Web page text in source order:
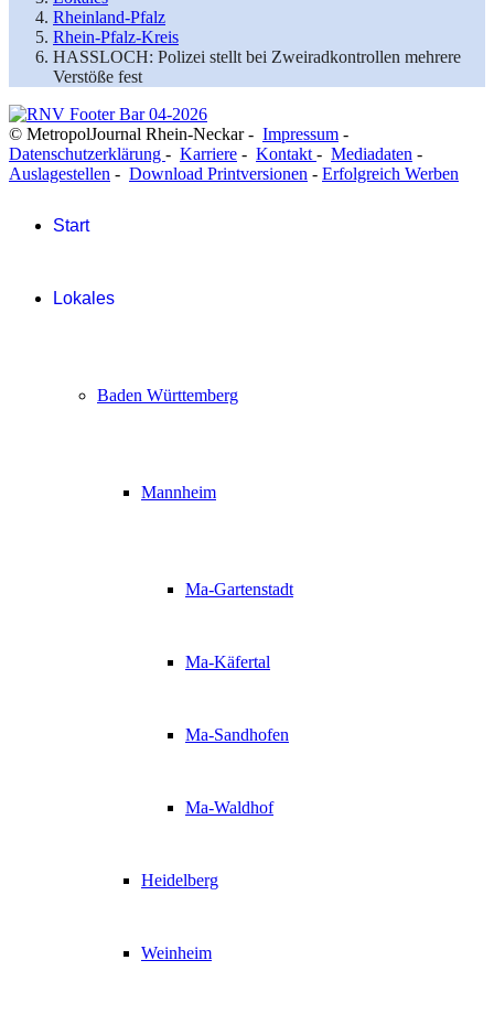
Rheinland-Pfalz
Rhein-Pfalz-Kreis
HASSLOCH: Polizei stellt bei Zweiradkontrollen mehrere
Verstöße fest
© MetropolJournal Rhein-Neckar - Impressum -
Datenschutzerklärung - Karriere - Kontakt - Mediadaten -
Auslagestellen - Download Printversionen - Erfolgreich Werben
Start
Lokales
Baden Württemberg
Mannheim
Ma-Gartenstadt
Ma-Käfertal
Ma-Sandhofen
Ma-Waldhof
Heidelberg
Weinheim